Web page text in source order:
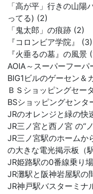
「高が平」行きの山
ってる) (2)
「鬼太郎」の痕跡 (2)
『コロンビア学院』 (3)
『火垂るの墓』の風景
AOIA～スーパーフー
BIG1ビルのゲーセン＆
ＢＳショッピングセー
BSショッピングセンタ
JRのオレンジと緑の快
JR三ノ宮と西ノ宮 の“
JR三ノ宮駅のホームか
の大きな電光掲示板（
JR姫路駅の0番線乗り
JR灘駅と阪神岩屋駅の
JR神戸駅バスターミナ